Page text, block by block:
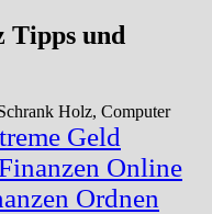
Tipps und
Holz, Computer
Geld
Online
Ordnen